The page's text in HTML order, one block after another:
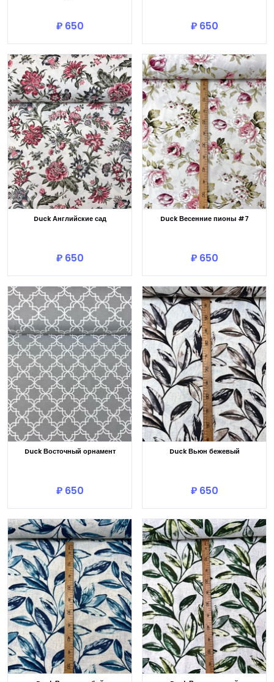
₽ 650 ₽ 650
Duck Английские сад
₽ 650
Duck Весенние пионы #7
₽ 650
Duck Восточный орнамент
₽ 650
Duck Вьюн бежевый
₽ 650